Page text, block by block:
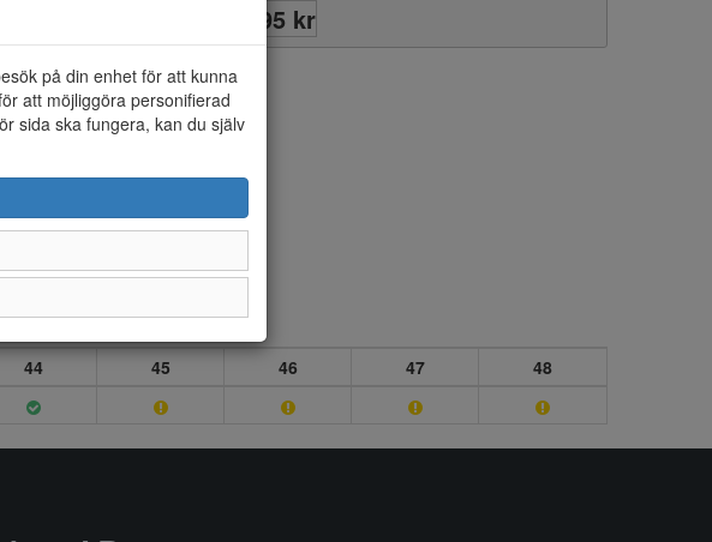
1295 kr
44 45 46 47
48
på din enhet för att kunna
att möjliggöra personifierad
sida ska fungera, kan du själv